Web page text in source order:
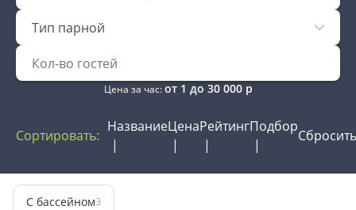
Тип парной
Цена за час:от 1 до 30 000р
Сортировать:
НазваниеЦенаРейтингПодбор
Сбросить
С бассейном3